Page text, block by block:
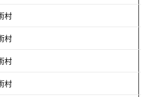
村
村
村
村